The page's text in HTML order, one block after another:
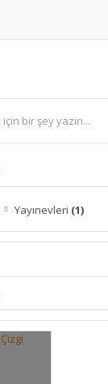
Yayınevleri (1)